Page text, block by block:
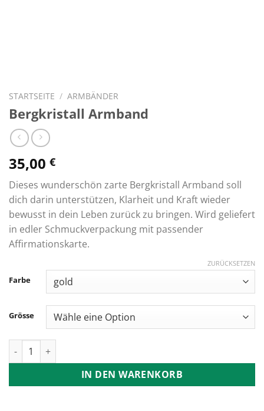
STARTSEITE / ARMBÄNDER
Bergkristall Armband
35,00 €
Dieses wunderschön zarte Bergkristall Armband soll
dich darin unterstützen, Klarheit und Kraft wieder
bewusst in dein Leben zurück zu bringen. Wird geliefert
in edler Schmuckverpackung mit passender
Affirmationskarte.
Farbe
Grösse
ZURÜCKSETZEN
Bergkristall Armband Menge
IN DEN WARENKORB